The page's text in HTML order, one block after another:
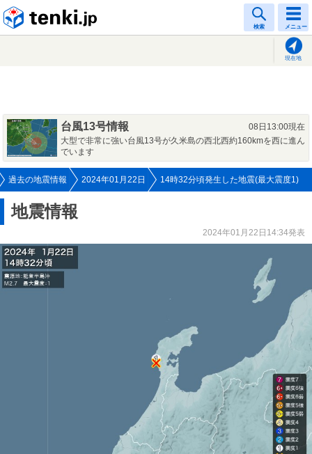
検索 メニュー
現在地
台風13号情報
08日13:00現在
大型で非常に強い台風13号が久米島の西北西約160kmを西に進ん
でいます
過去の地震情報 2024年01月22日 14時32分頃発生した地震(最大震度1)
地震情報
2024年01月22日14:34発表